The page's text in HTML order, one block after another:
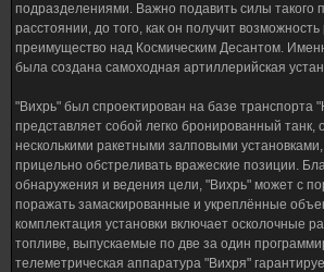
подразделениями. Важно подавить силы такого
расстоянии, до того, как он получит
преимущество над Космическим Десантом.
была создана самоходная артиллерийская
"Вихрь" был спроектирован на базе транспорта
представляет собой легко бронированный
несколькими ракетными залповыми
прицельно обстреливать вражеские позиции.
обнаружения и ведения цели, "Вихрь" может с
поражать замаскированные и укреплённые
комплектация установки включает осколочные
топливе, выпускаемые по две за один
телеметрическая аппаратура "Вихря"